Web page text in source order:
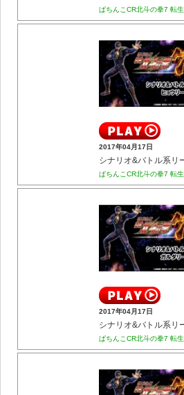
ぱちんこCR北斗の拳7 転生
2017年04月17日
ぱちんこCR北斗の拳7 転生
2017年04月17日
ぱちんこCR北斗の拳7 転生